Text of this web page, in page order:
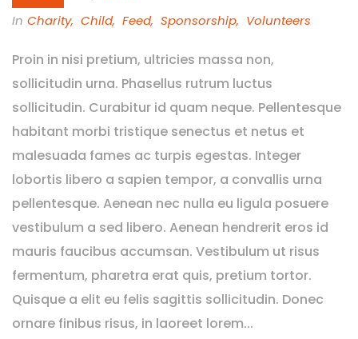
In Charity, Child, Feed, Sponsorship, Volunteers
Proin in nisi pretium, ultricies massa non,
sollicitudin urna. Phasellus rutrum luctus
sollicitudin. Curabitur id quam neque. Pellentesque
habitant morbi tristique senectus et netus et
malesuada fames ac turpis egestas. Integer
lobortis libero a sapien tempor, a convallis urna
pellentesque. Aenean nec nulla eu ligula posuere
vestibulum a sed libero. Aenean hendrerit eros id
mauris faucibus accumsan. Vestibulum ut risus
fermentum, pharetra erat quis, pretium tortor.
Quisque a elit eu felis sagittis sollicitudin. Donec
ornare finibus risus, in laoreet lorem...